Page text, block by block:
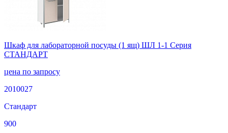
Шкаф для лабораторной посуды (1 ящ) ШЛ 1-1 Серия
СТАНДАРТ
цена по запросу
2010027
Стандарт
900